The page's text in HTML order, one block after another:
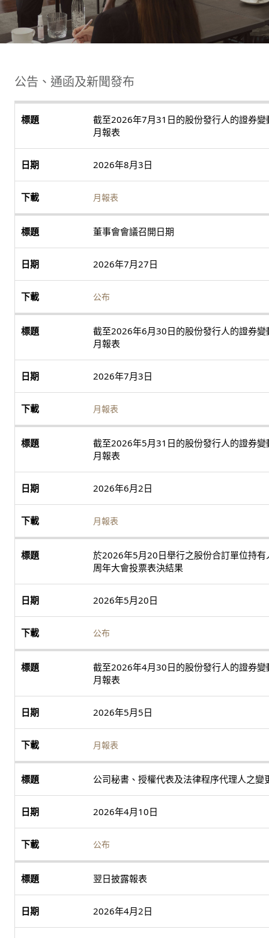
公告、通函及新聞發布
截至2026年7月31日的股份發行人的證券變
月報表
2026年8月3日
月報表
董事會會議召開日期
2026年7月27日
公布
截至2026年6月30日的股份發行人的證券變
月報表
2026年7月3日
月報表
截至2026年5月31日的股份發行人的證券變
月報表
2026年6月2日
月報表
於2026年5月20日舉行之股份合訂單位持有
周年大會投票表決結果
2026年5月20日
公布
截至2026年4月30日的股份發行人的證券變
月報表
2026年5月5日
月報表
公司秘書、授權代表及法律程序代理人之變
2026年4月10日
公布
翌日披露報表
2026年4月2日